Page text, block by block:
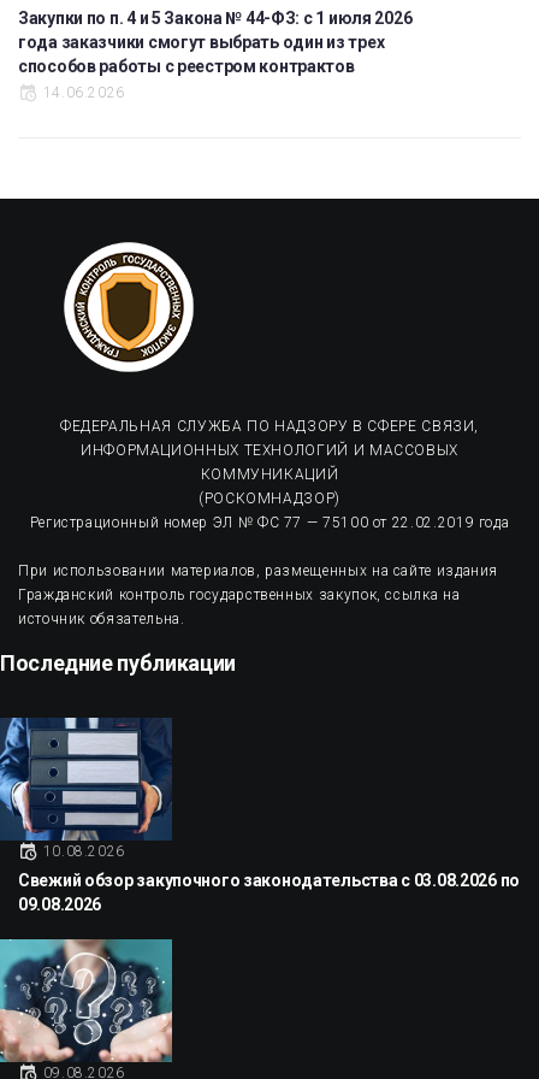
Закупки по п. 4 и 5 Закона № 44-ФЗ: с 1 июля 2026
года заказчики смогут выбрать один из трех
способов работы с реестром контрактов
14.06.2026
ФЕДЕРАЛЬНАЯ СЛУЖБА ПО НАДЗОРУ В СФЕРЕ СВЯЗИ,
ИНФОРМАЦИОННЫХ ТЕХНОЛОГИЙ И МАССОВЫХ
КОММУНИКАЦИЙ
(РОСКОМНАДЗОР)
Регистрационный номер ЭЛ № ФС 77 — 75100 от 22.02.2019 года
При использовании материалов, размещенных на сайте издания
Гражданский контроль государственных закупок, ссылка на
источник обязательна.
Последние публикации
10.08.2026
Свежий обзор закупочного законодательства с 03.08.2026 по
09.08.2026
09.08.2026